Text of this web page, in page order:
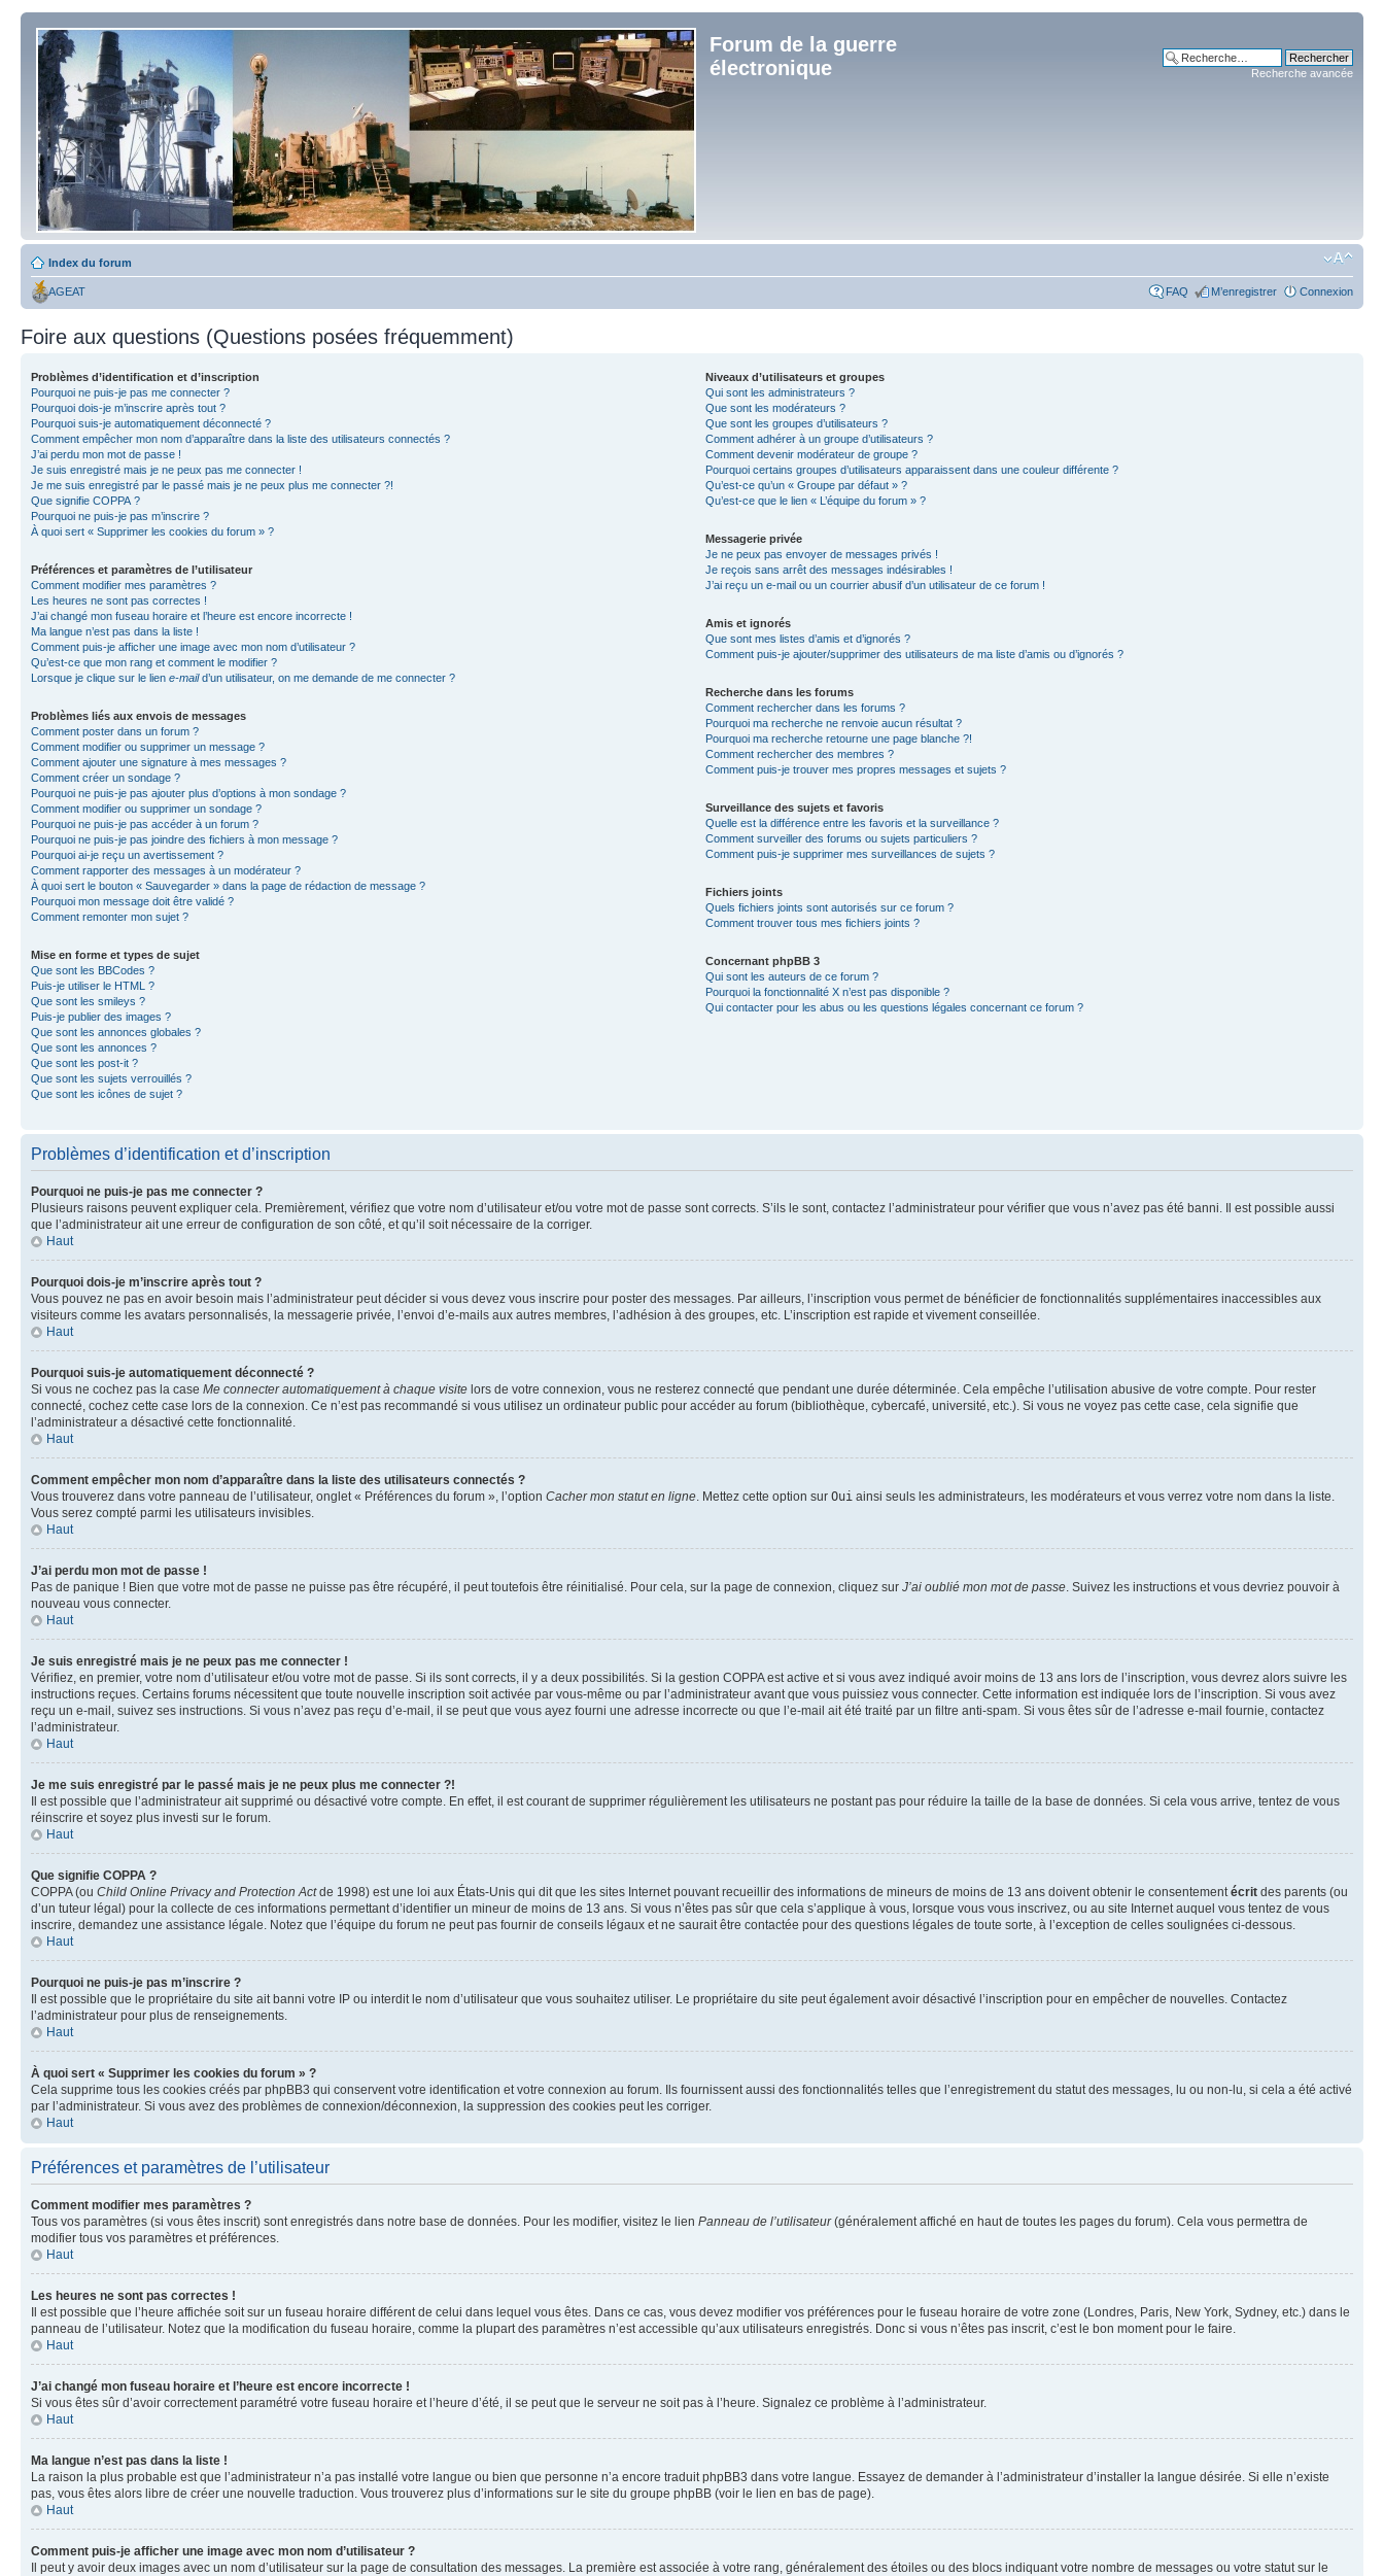
Forum de la guerre
électronique
Recherche avancée
Index du forum
AGEAT FAQ M’enregistrer Connexion
Foire aux questions (Questions posées fréquemment)
Problèmes d’identification et d’inscription
Pourquoi ne puis-je pas me connecter ?
Pourquoi dois-je m’inscrire après tout ?
Pourquoi suis-je automatiquement déconnecté ?
Comment empêcher mon nom d’apparaître dans la liste des utilisateurs connectés ?
J’ai perdu mon mot de passe !
Je suis enregistré mais je ne peux pas me connecter !
Je me suis enregistré par le passé mais je ne peux plus me connecter ?!
Que signifie COPPA ?
Pourquoi ne puis-je pas m’inscrire ?
À quoi sert « Supprimer les cookies du forum » ?
Préférences et paramètres de l’utilisateur
Comment modifier mes paramètres ?
Les heures ne sont pas correctes !
J’ai changé mon fuseau horaire et l’heure est encore incorrecte !
Ma langue n’est pas dans la liste !
Comment puis-je afficher une image avec mon nom d’utilisateur ?
Qu’est-ce que mon rang et comment le modifier ?
Lorsque je clique sur le lien e-maild’un utilisateur, on me demande de me connecter ?
Problèmes liés aux envois de messages
Comment poster dans un forum ?
Comment modifier ou supprimer un message ?
Comment ajouter une signature à mes messages ?
Comment créer un sondage ?
Pourquoi ne puis-je pas ajouter plus d’options à mon sondage ?
Comment modifier ou supprimer un sondage ?
Pourquoi ne puis-je pas accéder à un forum ?
Pourquoi ne puis-je pas joindre des fichiers à mon message ?
Pourquoi ai-je reçu un avertissement ?
Comment rapporter des messages à un modérateur ?
À quoi sert le bouton « Sauvegarder » dans la page de rédaction de message ?
Pourquoi mon message doit être validé ?
Comment remonter mon sujet ?
Mise en forme et types de sujet
Que sont les BBCodes ?
Puis-je utiliser le HTML ?
Que sont les smileys ?
Puis-je publier des images ?
Que sont les annonces globales ?
Que sont les annonces ?
Que sont les post-it ?
Que sont les sujets verrouillés ?
Que sont les icônes de sujet ?
Niveaux d’utilisateurs et groupes
Qui sont les administrateurs ?
Que sont les modérateurs ?
Que sont les groupes d’utilisateurs ?
Comment adhérer à un groupe d’utilisateurs ?
Comment devenir modérateur de groupe ?
Pourquoi certains groupes d’utilisateurs apparaissent dans une couleur différente ?
Qu’est-ce qu’un « Groupe par défaut » ?
Qu’est-ce que le lien « L’équipe du forum » ?
Messagerie privée
Je ne peux pas envoyer de messages privés !
Je reçois sans arrêt des messages indésirables !
J’ai reçu un e-mail ou un courrier abusif d’un utilisateur de ce forum !
Amis et ignorés
Que sont mes listes d’amis et d’ignorés ?
Comment puis-je ajouter/supprimer des utilisateurs de ma liste d’amis ou d’ignorés ?
Recherche dans les forums
Comment rechercher dans les forums ?
Pourquoi ma recherche ne renvoie aucun résultat ?
Pourquoi ma recherche retourne une page blanche ?!
Comment rechercher des membres ?
Comment puis-je trouver mes propres messages et sujets ?
Surveillance des sujets et favoris
Quelle est la différence entre les favoris et la surveillance ?
Comment surveiller des forums ou sujets particuliers ?
Comment puis-je supprimer mes surveillances de sujets ?
Fichiers joints
Quels fichiers joints sont autorisés sur ce forum ?
Comment trouver tous mes fichiers joints ?
Concernant phpBB 3
Qui sont les auteurs de ce forum ?
Pourquoi la fonctionnalité X n’est pas disponible ?
Qui contacter pour les abus ou les questions légales concernant ce forum ?
Problèmes d’identification et d’inscription
Pourquoi ne puis-je pas me connecter ?
Plusieurs raisons peuvent expliquer cela. Premièrement, vérifiez que votre nom d’utilisateur et/ou votre mot de passe sont corrects. S’ils le sont, contactez l’administrateur pour vérifier que vous n’avez pas été banni. Il est possible aussi
que l’administrateur ait une erreur de configuration de son côté, et qu’il soit nécessaire de la corriger.
Haut
Pourquoi dois-je m’inscrire après tout ?
Vous pouvez ne pas en avoir besoin mais l’administrateur peut décider si vous devez vous inscrire pour poster des messages. Par ailleurs, l’inscription vous permet de bénéficier de fonctionnalités supplémentaires inaccessibles aux
visiteurs comme les avatars personnalisés, la messagerie privée, l’envoi d’e-mails aux autres membres, l’adhésion à des groupes, etc. L’inscription est rapide et vivement conseillée.
Haut
Pourquoi suis-je automatiquement déconnecté ?
Si vous ne cochez pas la case Me connecter automatiquement à chaque visite lors de votre connexion, vous ne resterez connecté que pendant une durée déterminée. Cela empêche l’utilisation abusive de votre compte. Pour rester
connecté, cochez cette case lors de la connexion. Ce n’est pas recommandé si vous utilisez un ordinateur public pour accéder au forum (bibliothèque, cybercafé, université, etc.). Si vous ne voyez pas cette case, cela signifie que
l’administrateur a désactivé cette fonctionnalité.
Haut
Comment empêcher mon nom d’apparaître dans la liste des utilisateurs connectés ?
Vous trouverez dans votre panneau de l’utilisateur, onglet « Préférences du forum », l’option Cacher mon statut en ligne. Mettez cette option sur Oui ainsi seuls les administrateurs, les modérateurs et vous verrez votre nom dans la liste.
Vous serez compté parmi les utilisateurs invisibles.
Haut
J’ai perdu mon mot de passe !
Pas de panique ! Bien que votre mot de passe ne puisse pas être récupéré, il peut toutefois être réinitialisé. Pour cela, sur la page de connexion, cliquez sur J’ai oublié mon mot de passe. Suivez les instructions et vous devriez pouvoir à
nouveau vous connecter.
Haut
Je suis enregistré mais je ne peux pas me connecter !
Vérifiez, en premier, votre nom d’utilisateur et/ou votre mot de passe. Si ils sont corrects, il y a deux possibilités. Si la gestion COPPA est active et si vous avez indiqué avoir moins de 13 ans lors de l’inscription, vous devrez alors suivre les
instructions reçues. Certains forums nécessitent que toute nouvelle inscription soit activée par vous-même ou par l’administrateur avant que vous puissiez vous connecter. Cette information est indiquée lors de l’inscription. Si vous avez
reçu un e-mail, suivez ses instructions. Si vous n’avez pas reçu d’e-mail, il se peut que vous ayez fourni une adresse incorrecte ou que l’e-mail ait été traité par un filtre anti-spam. Si vous êtes sûr de l’adresse e-mail fournie, contactez
l’administrateur.
Haut
Je me suis enregistré par le passé mais je ne peux plus me connecter ?!
Il est possible que l’administrateur ait supprimé ou désactivé votre compte. En effet, il est courant de supprimer régulièrement les utilisateurs ne postant pas pour réduire la taille de la base de données. Si cela vous arrive, tentez de vous
réinscrire et soyez plus investi sur le forum.
Haut
Que signifie COPPA ?
COPPA (ou Child Online Privacy and Protection Actde 1998) est une loi aux États-Unis qui dit que les sites Internet pouvant recueillir des informations de mineurs de moins de 13 ans doivent obtenir le consentementécrit des parents (ou
d’un tuteur légal) pour la collecte de ces informations permettant d’identifier un mineur de moins de 13 ans. Si vous n’êtes pas sûr que cela s’applique à vous, lorsque vous vous inscrivez, ou au site Internet auquel vous tentez de vous
inscrire, demandez une assistance légale. Notez que l’équipe du forum ne peut pas fournir de conseils légaux et ne saurait être contactée pour des questions légales de toute sorte, à l’exception de celles soulignées ci-dessous.
Haut
Pourquoi ne puis-je pas m’inscrire ?
Il est possible que le propriétaire du site ait banni votre IP ou interdit le nom d’utilisateur que vous souhaitez utiliser. Le propriétaire du site peut également avoir désactivé l’inscription pour en empêcher de nouvelles. Contactez
l’administrateur pour plus de renseignements.
Haut
À quoi sert « Supprimer les cookies du forum » ?
Cela supprime tous les cookies créés par phpBB3 qui conservent votre identification et votre connexion au forum. Ils fournissent aussi des fonctionnalités telles que l’enregistrement du statut des messages, lu ou non-lu, si cela a été activé
par l’administrateur. Si vous avez des problèmes de connexion/déconnexion, la suppression des cookies peut les corriger.
Haut
Préférences et paramètres de l’utilisateur
Comment modifier mes paramètres ?
Tous vos paramètres (si vous êtes inscrit) sont enregistrés dans notre base de données. Pour les modifier, visitez le lien Panneau de l’utilisateur(généralement affiché en haut de toutes les pages du forum). Cela vous permettra de
modifier tous vos paramètres et préférences.
Haut
Les heures ne sont pas correctes !
Il est possible que l’heure affichée soit sur un fuseau horaire différent de celui dans lequel vous êtes. Dans ce cas, vous devez modifier vos préférences pour le fuseau horaire de votre zone (Londres, Paris, New York, Sydney, etc.) dans le
panneau de l’utilisateur. Notez que la modification du fuseau horaire, comme la plupart des paramètres n’est accessible qu’aux utilisateurs enregistrés. Donc si vous n’êtes pas inscrit, c’est le bon moment pour le faire.
Haut
J’ai changé mon fuseau horaire et l’heure est encore incorrecte !
Si vous êtes sûr d’avoir correctement paramétré votre fuseau horaire et l’heure d’été, il se peut que le serveur ne soit pas à l’heure. Signalez ce problème à l’administrateur.
Haut
Ma langue n’est pas dans la liste !
La raison la plus probable est que l’administrateur n’a pas installé votre langue ou bien que personne n’a encore traduit phpBB3 dans votre langue. Essayez de demander à l’administrateur d’installer la langue désirée. Si elle n’existe
pas, vous êtes alors libre de créer une nouvelle traduction. Vous trouverez plus d’informations sur le site du groupe phpBB (voir le lien en bas de page).
Haut
Comment puis-je afficher une image avec mon nom d’utilisateur ?
Il peut y avoir deux images avec un nom d’utilisateur sur la page de consultation des messages. La première est associée à votre rang, généralement des étoiles ou des blocs indiquant votre nombre de messages ou votre statut sur le